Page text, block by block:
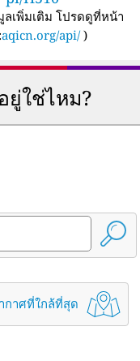
เพิ่มเติม โปรดดูที่หน้า
aqicn.org/api/ )
ยู่ใช่ไหม?
กาศที่ใกล้ที่สุด